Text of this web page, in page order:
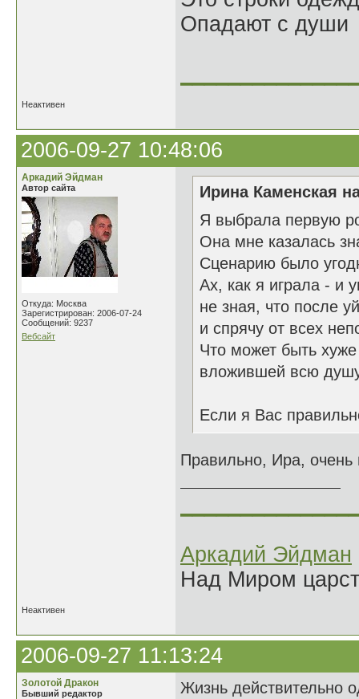
Опадают с души
Неактивен
2006-09-27 10:48:06
Аркадий Эйдман
Автор сайта
Откуда: Москва
Зарегистрирован: 2006-07-24
Сообщений: 9237
Вебсайт
Ирина Каменская
Я выбрала первую
Она мне казалась
Сценарию было
Ах, как я играла - и
не зная, что после
и спрячу от всех
Что может быть
вложившей всю
Если я Вас
Правильно, Ира, очень
Аркадий Эйдман
Над Миром
Неактивен
2006-09-27 11:13:24
Золотой Дракон
Бывший редактор Жизнь действительно